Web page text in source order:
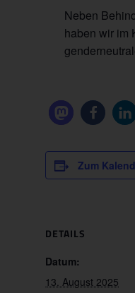
Neben
haben wir im
Zum
DETAILS
Datum:
13. August 2025